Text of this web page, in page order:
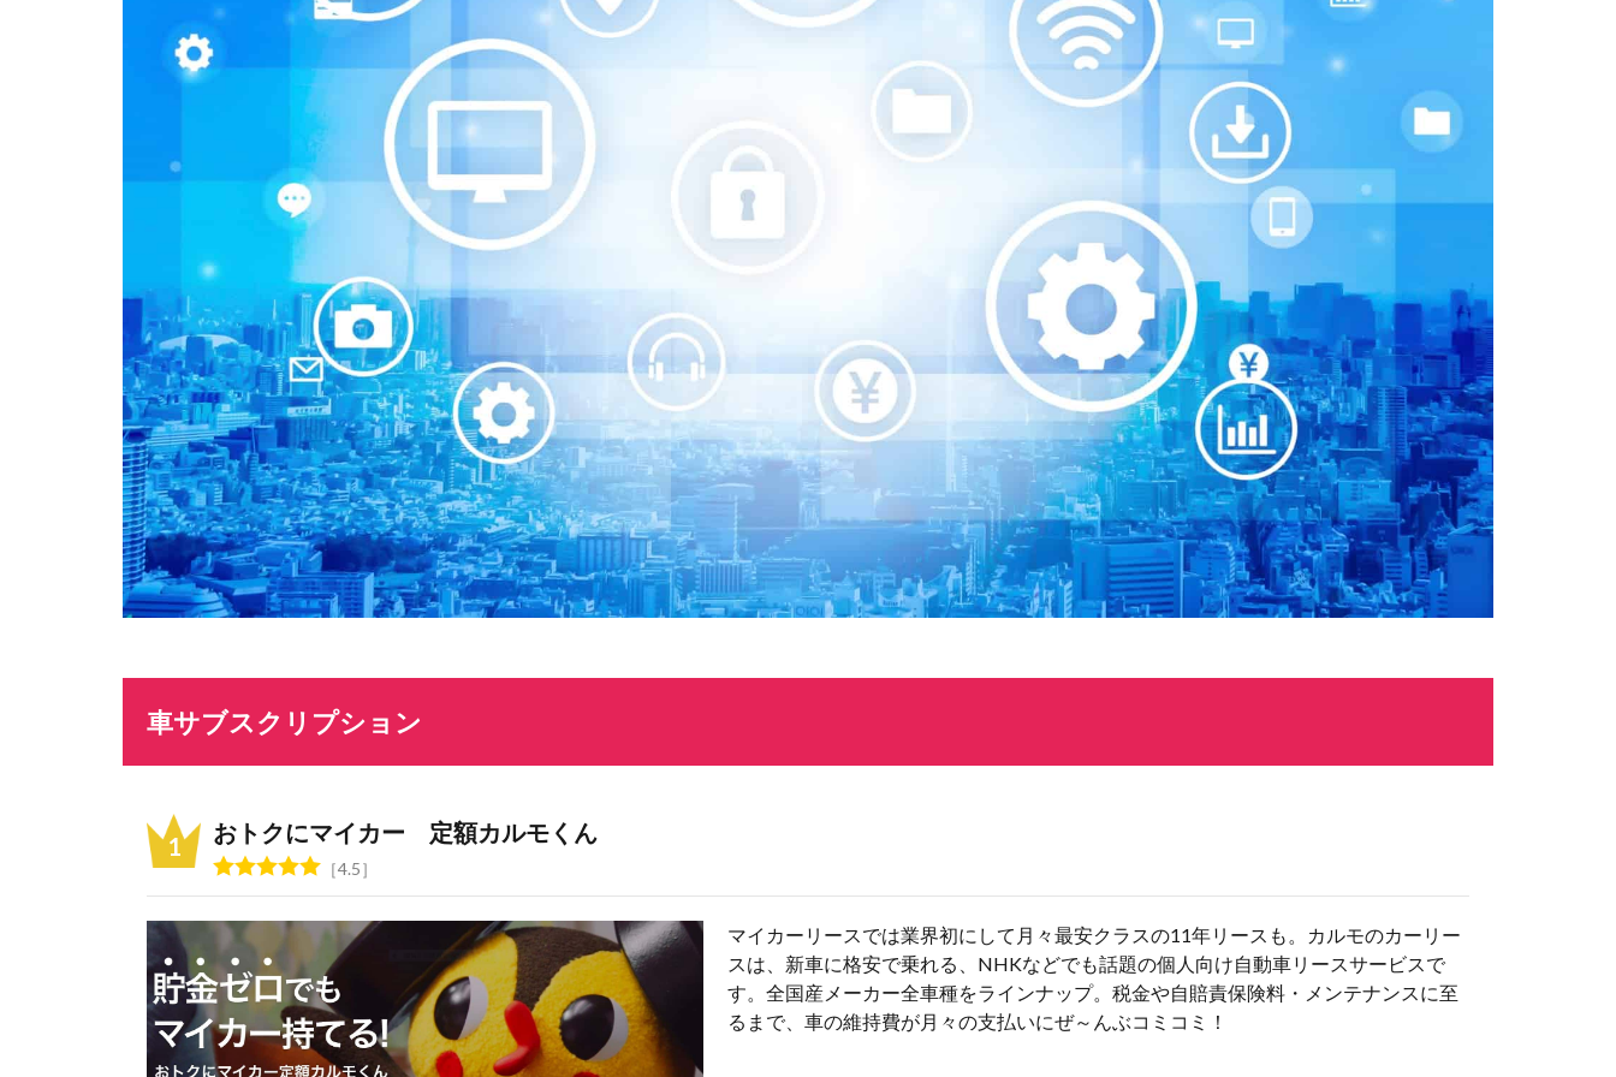
車サブスクリプション
おトクにマイカー 定額カルモくん
4.5
マイカーリースでは業界初にして月々最安クラスの11年リースも。カルモのカーリー
スは、新車に格安で乗れる、NHKなどでも話題の個人向け自動車リースサービスで
す。全国産メーカー全車種をラインナップ。税金や自賠責保険料・メンテナンスに至
るまで、車の維持費が月々の支払いにぜ～んぶコミコミ！